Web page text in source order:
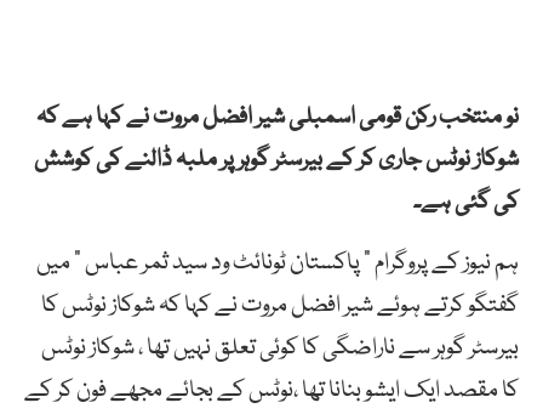
نو منتخب رکن قومی اسمبلی شیر افضل مروت نے کہا ہے کہ
شوکاز نوٹس جاری کر کے بیرسٹر گوہر پر ملبہ ڈالنے کی کوشش
کی گئی ہے۔
ہم نیوز کے پروگرام ” پاکستان ٹونائٹ ود سید ثمر عباس ” میں
گفتگو کرتے ہوئے شیر افضل مروت نے کہا کہ شوکاز نوٹس کا
بیرسٹر گوہر سے ناراضگی کا کوئی تعلق نہیں تھا ، شوکاز نوٹس
کا مقصد ایک ایشو بنانا تھا ،نوٹس کے بجائے مجھے فون کر کے